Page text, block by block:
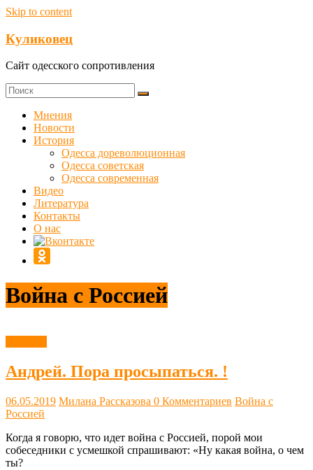
Skip to content
Куликовец
Сайт одесского сопротивления
Мнения
Новости
История
Одесса дореволюционная
Одесса советская
Одесса современная
Видео
Литература
Контакты
О нас
Война с Россией
Андрей. Пора просыпаться. !
06.05.2019 Милана Рассказова 0 Комментариев Война с
Россией
Когда я говорю, что идет война с Россией, порой мои
собеседники с усмешкой спрашивают: «Ну какая война, о чем
ты?